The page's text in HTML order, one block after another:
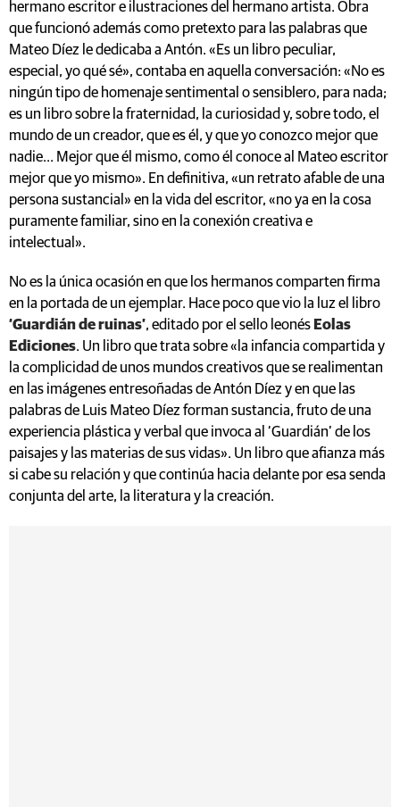
hermano escritor e ilustraciones del hermano artista. Obra
que funcionó además como pretexto para las palabras que
Mateo Díez le dedicaba a Antón. «Es un libro peculiar,
especial, yo qué sé», contaba en aquella conversación: «No es
ningún tipo de homenaje sentimental o sensiblero, para nada;
es un libro sobre la fraternidad, la curiosidad y, sobre todo, el
mundo de un creador, que es él, y que yo conozco mejor que
nadie... Mejor que él mismo, como él conoce al Mateo escritor
mejor que yo mismo». En definitiva, «un retrato afable de una
persona sustancial» en la vida del escritor, «no ya en la cosa
puramente familiar, sino en la conexión creativa e
intelectual».
No es la única ocasión en que los hermanos comparten firma
en la portada de un ejemplar. Hace poco que vio la luz el libro
‘Guardián de ruinas’, editado por el sello leonés Eolas
Ediciones. Un libro que trata sobre «la infancia compartida y
la complicidad de unos mundos creativos que se realimentan
en las imágenes entresoñadas de Antón Díez y en que las
palabras de Luis Mateo Díez forman sustancia, fruto de una
experiencia plástica y verbal que invoca al ‘Guardián’ de los
paisajes y las materias de sus vidas». Un libro que afianza más
si cabe su relación y que continúa hacia delante por esa senda
conjunta del arte, la literatura y la creación.